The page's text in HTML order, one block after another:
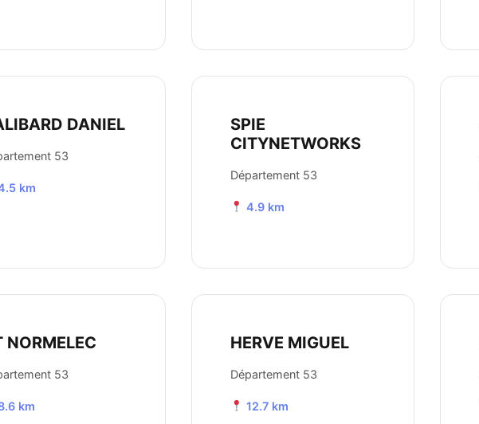
DANIEL
53
km
SPIE
CITYNETWORKS
Département 53
4.9 km
NORMELEC
53
km
HERVE MIGUEL
Département 53
12.7 km